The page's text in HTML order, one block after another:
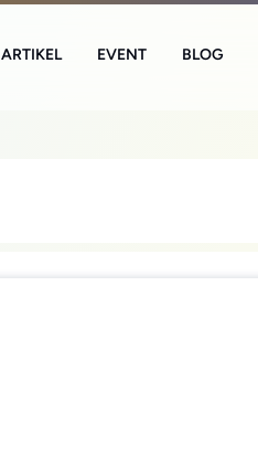
ARTIKEL EVENT BLOG